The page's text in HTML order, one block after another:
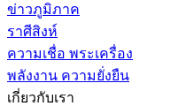
ข่าวภูมิภาค
ราศีสิงห์
ความเชื่อ พระเครื่อง
พลังงาน ความยั่งยืน
เกี่ยวกับเรา